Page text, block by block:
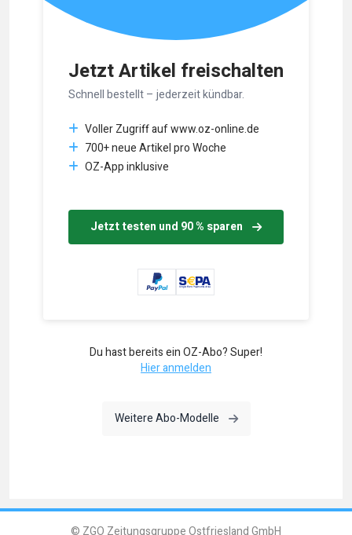
Jetzt Artikel freischalten
Schnell bestellt – jederzeit kündbar.
Voller Zugriff auf www.oz-online.de
700+ neue Artikel pro Woche
OZ-App inklusive
Jetzt testen und 90 % sparen
Du hast bereits ein OZ-Abo? Super!
Hier anmelden
Weitere Abo-Modelle
© ZGO Zeitungsgruppe Ostfriesland GmbH